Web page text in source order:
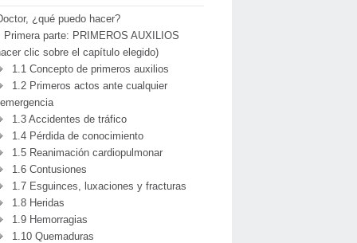
¿qué puedo hacer?
Primera parte: PRIMEROS AUXILIOS
clic sobre el capítulo elegido)
1.1 Concepto de primeros auxilios
1.2 Primeros actos ante cualquier
emergencia
1.3 Accidentes de tráfico
1.4 Pérdida de conocimiento
1.5 Reanimación cardiopulmonar
1.6 Contusiones
1.7 Esguinces, luxaciones y fracturas
1.8 Heridas
1.9 Hemorragias
1.10 Quemaduras